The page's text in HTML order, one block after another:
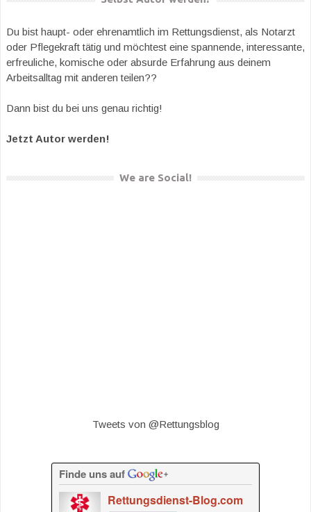
Du bist haupt- oder ehrenamtlich im Rettungsdienst, als Notarzt
oder Pflegekraft tätig und möchtest eine spannende, interessante,
erfreuliche, komische oder absurde Erfahrung aus deinem
Arbeitsalltag mit anderen teilen??
Dann bist du bei uns genau richtig!
Jetzt Autor werden!
We are Social!
Tweets von @Rettungsblog